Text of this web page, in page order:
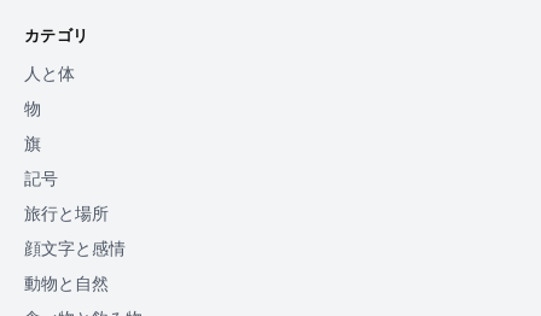
カテゴリ
人と体
物
旗
記号
旅行と場所
顔文字と感情
動物と自然